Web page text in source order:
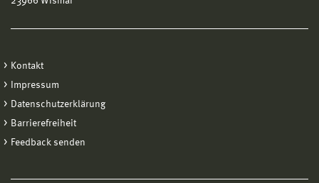
Kontakt
Impressum
Datenschutzerklärung
Barrierefreiheit
Feedback senden